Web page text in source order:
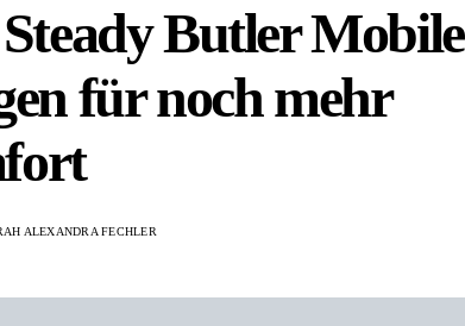
Butler Mobile
für noch mehr
ALEXANDRA FECHLER